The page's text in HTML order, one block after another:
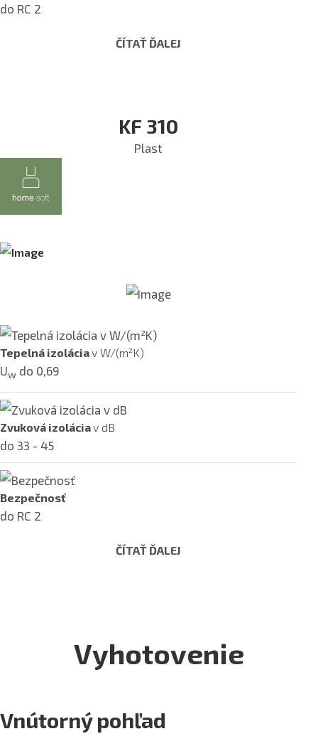
do RC 2
ČÍTAŤ ĎALEJ
KF 310
Plast
Tepelná izoláciav W/(m²K)
Uw do 0,69
Zvuková izoláciav dB
do 33 - 45
Bezpečnosť
do RC 2
ČÍTAŤ ĎALEJ
Vyhotovenie
Vnútorný pohľad